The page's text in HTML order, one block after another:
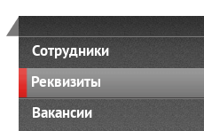
Сотрудники
Реквизиты
Вакансии